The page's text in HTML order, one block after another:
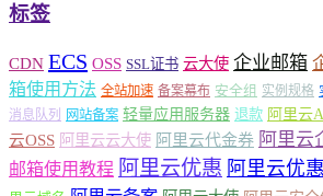
标签
CDN ECS OSS SSL证书 云大使 企业邮箱
箱使用方法 全站加速 备案幕布 安全组 实例规格
消息队列
网站备案 轻量应用服务器 退款 阿里云
云OSS 阿里云云大使 阿里云代金券 阿里云
邮箱使用教程 阿里云优惠 阿里云优